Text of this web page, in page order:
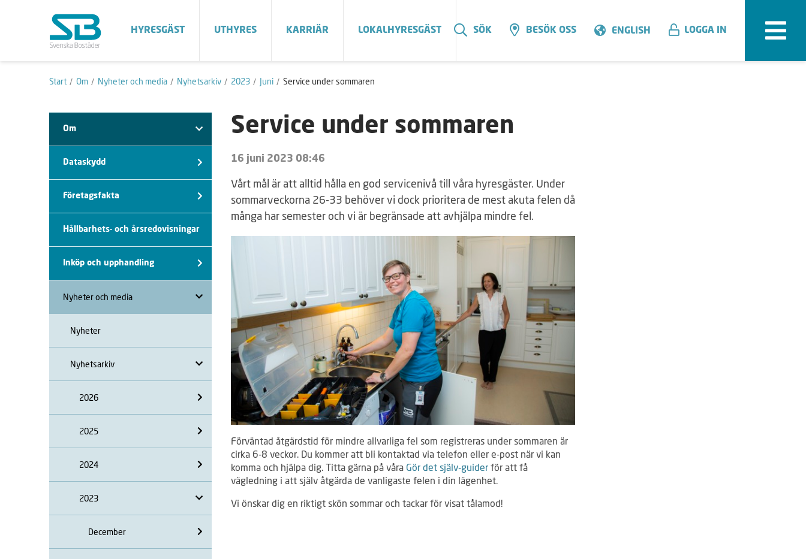
HYRESGÄST UTHYRES KARRIÄR LOKALHYRESGÄST SÖK BESÖK OSS ENGLISH LOGGA IN
Start Om Nyheter och media Nyhetsarkiv 2023 Juni Service under sommaren
Om
Dataskydd
Företagsfakta
Hållbarhets- och årsredovisningar
Inköp och upphandling
Nyheter och media
Nyheter
Nyhetsarkiv
2026
2025
2024
2023
December
Service under sommaren
16 juni 2023 08:46
Vårt mål är att alltid hålla en god servicenivå till våra hyresgäster. Under
sommarveckorna 26-33 behöver vi dock prioritera de mest akuta felen då
många har semester och vi är begränsade att avhjälpa mindre fel.
Förväntad åtgärdstid för mindre allvarliga fel som registreras under sommaren är
cirka 6-8 veckor. Du kommer att bli kontaktad via telefon eller e-post när vi kan
komma och hjälpa dig. Titta gärna på våra Gör det själv-guider för att få
vägledning i att själv åtgärda de vanligaste felen i din lägenhet.
Vi önskar dig en riktigt skön sommar och tackar för visat tålamod!